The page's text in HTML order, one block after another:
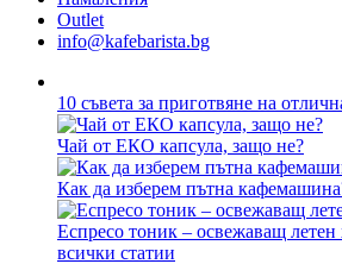
Outlet
info@kafebarista.bg
10 съвета за приготвяне на
Чай от ЕКО капсула, защо не?
Как да изберем пътна
Еспресо тоник – освежаващ летен
всички статии